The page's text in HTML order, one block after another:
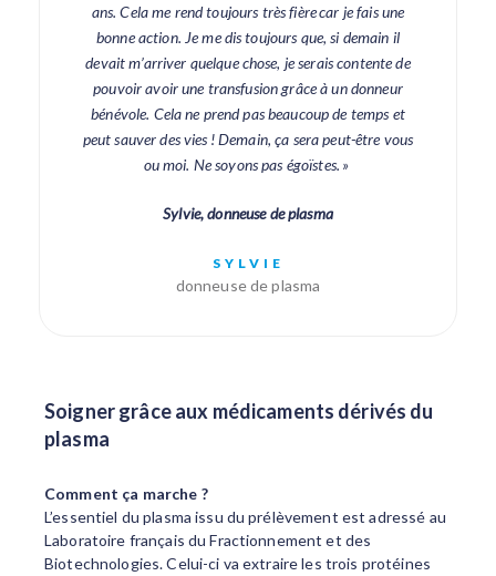
ans. Cela me rend toujours très fière car je fais une
bonne action. Je me dis toujours que, si demain il
devait m’arriver quelque chose, je serais contente de
pouvoir avoir une transfusion grâce à un donneur
bénévole. Cela ne prend pas beaucoup de temps et
peut sauver des vies ! Demain, ça sera peut-être vous
ou moi. Ne soyons pas égoïstes. »
Sylvie, donneuse de plasma
SYLVIE
donneuse de plasma
Soigner grâce aux médicaments dérivés du
plasma
Comment ça marche ?
L’essentiel du plasma issu du prélèvement est adressé au
Laboratoire français du Fractionnement et des
Biotechnologies. Celui-ci va extraire les trois protéines